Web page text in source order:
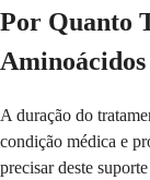
Por Quanto
A duração do
condição médica e
precisar deste